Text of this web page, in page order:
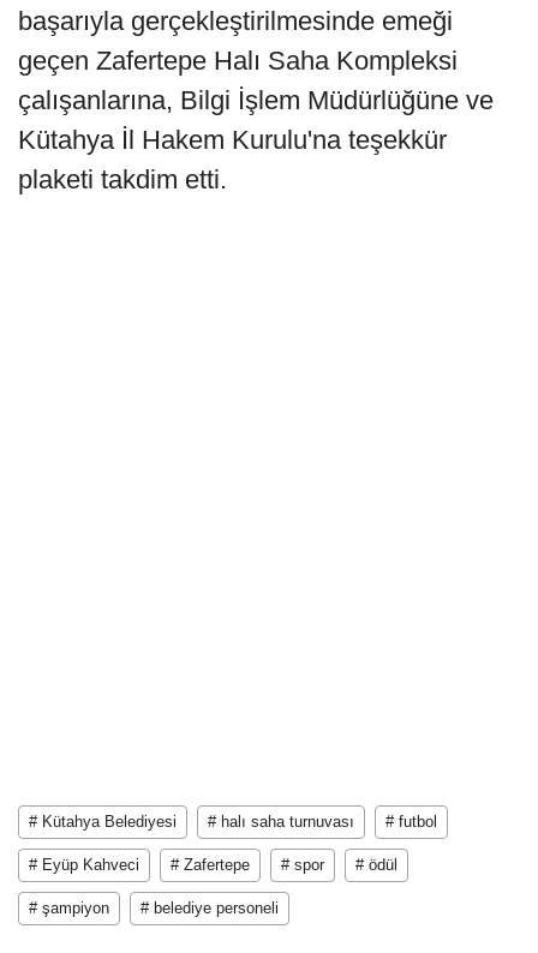
başarıyla gerçekleştirilmesinde emeği
geçen Zafertepe Halı Saha Kompleksi
çalışanlarına, Bilgi İşlem Müdürlüğüne ve
Kütahya İl Hakem Kurulu'na teşekkür
plaketi takdim etti.
# Kütahya Belediyesi # halı saha turnuvası # futbol
# Eyüp Kahveci # Zafertepe # spor # ödül
# şampiyon # belediye personeli